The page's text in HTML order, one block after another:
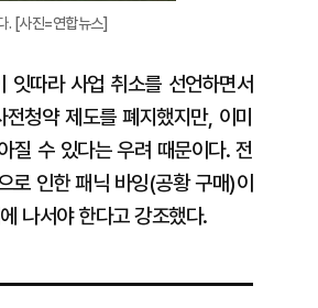
. [사진=연합뉴스]
따라 사업 취소를 선언하면서
청약 제도를 폐지했지만, 이미
질 수 있다는 우려 때문이다. 전
로 인한 패닉 바잉(공황 구매)이
나서야 한다고 강조했다.